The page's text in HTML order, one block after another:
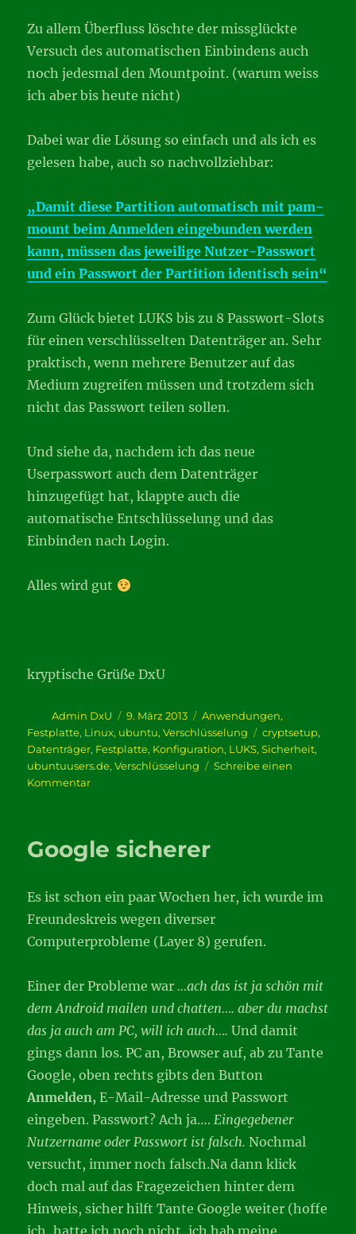
Zu allem Überfluss löschte der missglückte
Versuch des automatischen Einbindens auch
noch jedesmal den Mountpoint. (warum weiss
ich aber bis heute nicht)
Dabei war die Lösung so einfach und als ich es
gelesen habe, auch so nachvollziehbar:
„Damit diese Partition automatisch mit pam-
mount beim Anmelden eingebunden werden
kann, müssen das jeweilige Nutzer-Passwort
und ein Passwort der Partition identisch sein“
Zum Glück bietet LUKS bis zu 8 Passwort-Slots
für einen verschlüsselten Datenträger an. Sehr
praktisch, wenn mehrere Benutzer auf das
Medium zugreifen müssen und trotzdem sich
nicht das Passwort teilen sollen.
Und siehe da, nachdem ich das neue
Userpasswort auch dem Datenträger
hinzugefügt hat, klappte auch die
automatische Entschlüsselung und das
Einbinden nach Login.
Alles wird gut
kryptische Grüße DxU
Autor
Admin DxU
Veröffentlicht
am
9. März 2013 Kategorien
Anwendungen,
Festplatte, Linux, ubuntu,Verschlüsselung Schlagwörter
cryptsetup,
Datenträger, Festplatte, Konfiguration, LUKS,Sicherheit,
ubuntuusers.de,Verschlüsselung
Schreibe einen
Kommentarzu
Google sicherer
Es ist schon ein paar Wochen her, ich wurde im
Freundeskreis wegen diverser
Computerprobleme (Layer 8) gerufen.
Einer der Probleme war…ach das ist ja schön mit
dem Android mailen und chatten…. aber du machst
das ja auch am PC, will ich auch…. Und damit
gings dann los. PC an, Browser auf, ab zu Tante
Google, oben rechts gibts den Button
Anmelden, E-Mail-Adresse und Passwort
eingeben. Passwort? Ach ja….Eingegebener
Nutzername oder Passwort ist falsch.Nochmal
versucht, immer noch falsch.Na dann klick
doch mal auf das Fragezeichen hinter dem
Hinweis, sicher hilft Tante Google weiter (hoffe